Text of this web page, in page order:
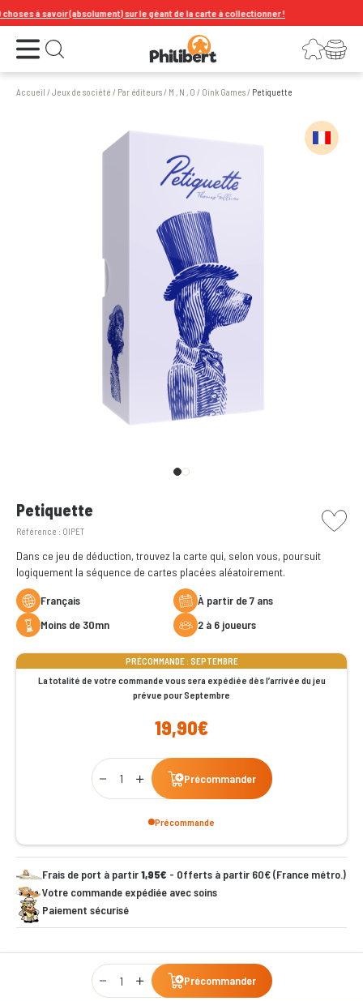
à savoir (absolument) sur le géant de la carte à collectionner !
Ouvrir le menu Ouvrir la recherche Connexion
Votre panier
Accueil /Jeux de société / Par éditeurs/ M , N , O / Oink Games/ Petiquette
Petiquette
Référence : OIPET
picto
Dans ce jeu de déduction, trouvez la carte qui, selon vous, poursuit
logiquement la séquence de cartes placées aléatoirement.
Français
à partir de 7 ans
moins de 30mn
2 à 6 joueurs
PRÉCOMMANDE : SEPTEMBRE
La totalité de votre commande vous sera expédiée dès l’arrivée du jeu
prévue pour Septembre
19,90€
Qty
Précommander
Précommande
Frais de port à partir1,95€ - Offerts à partir 60€ (France métro.)
Votre commande expédiée avec soins
Paiement sécurisé
Qty
Précommander